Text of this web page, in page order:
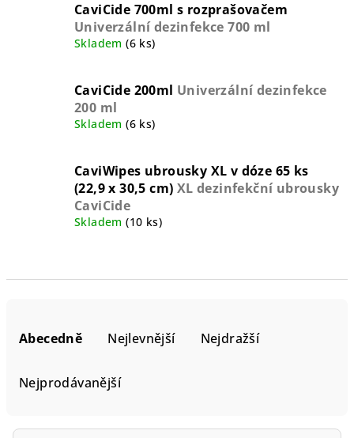
CaviCide 700ml s rozprašovačem
Univerzální dezinfekce 700 ml
Skladem(6 ks)
CaviCide 200ml Univerzální dezinfekce
200 ml
Skladem(6 ks)
CaviWipes ubrousky XL v dóze 65 ks
(22,9 x 30,5 cm) XL dezinfekční ubrousky
CaviCide
Skladem(10 ks)
Abecedně Nejlevnější Nejdražší
Nejprodávanější